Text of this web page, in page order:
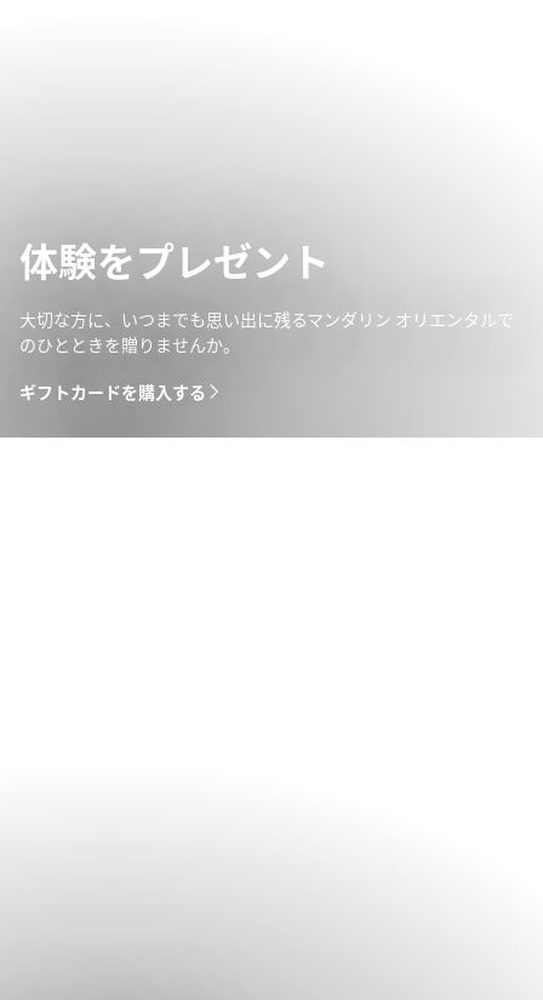
体験をプレゼント
大切な方に、いつまでも思い出に残るマンダリン オリエンタルで
のひとときを贈りませんか。
ギフトカードを購入する